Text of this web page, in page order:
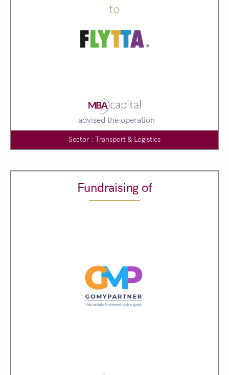
to
advised the operation
Sector : Transport & Logistics
Fundraising of